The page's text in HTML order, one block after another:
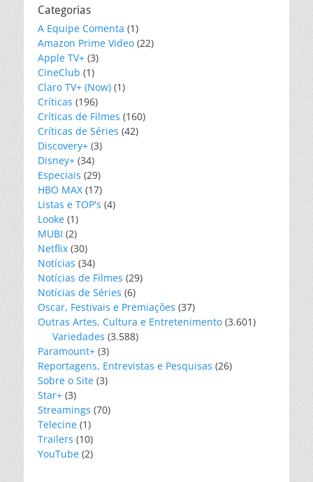
Categorias
A Equipe Comenta (1)
Amazon Prime Video (22)
Apple TV+ (3)
CineClub (1)
Claro TV+ (Now) (1)
Críticas (196)
Críticas de Filmes (160)
Críticas de Séries (42)
Discovery+ (3)
Disney+ (34)
Especiais (29)
HBO MAX (17)
Listas e TOP's (4)
Looke (1)
MUBI (2)
Netflix (30)
Notícias (34)
Notícias de Filmes (29)
Notícias de Séries (6)
Oscar, Festivais e Premiações (37)
Outras Artes, Cultura e Entretenimento (3.601)
Variedades (3.588)
Paramount+ (3)
Reportagens, Entrevistas e Pesquisas (26)
Sobre o Site (3)
Star+ (3)
Streamings (70)
Telecine (1)
Trailers (10)
YouTube (2)